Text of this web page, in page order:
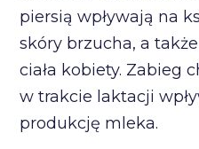
piersią wpływają na
skóry brzucha, a
ciała kobiety. Zabieg
w trakcie laktacji
produkcję mleka.